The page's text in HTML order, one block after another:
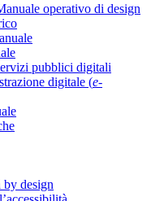
operativo di design
pubblici digitali
digitale (e-
by design